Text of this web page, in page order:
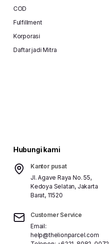
COD
Fulfillment
Korporasi
Daftar jadi Mitra
Hubungi kami
Kantor pusat
Jl. Agave Raya No. 55,
Kedoya Selatan, Jakarta
Barat, 11520
Customer Service
Email:
help@thelionparcel.com